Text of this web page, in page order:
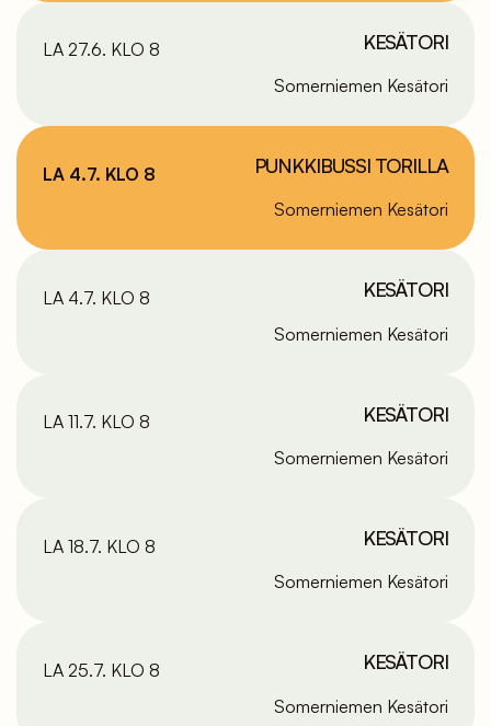
LA 27.6. KLO 8 KESÄTORI
Somerniemen Kesätori
LA 4.7. KLO 8 PUNKKIBUSSI TORILLA
Somerniemen Kesätori
LA 4.7. KLO 8 KESÄTORI
Somerniemen Kesätori
LA 11.7. KLO 8 KESÄTORI
Somerniemen Kesätori
LA 18.7. KLO 8 KESÄTORI
Somerniemen Kesätori
LA 25.7. KLO 8 KESÄTORI
Somerniemen Kesätori